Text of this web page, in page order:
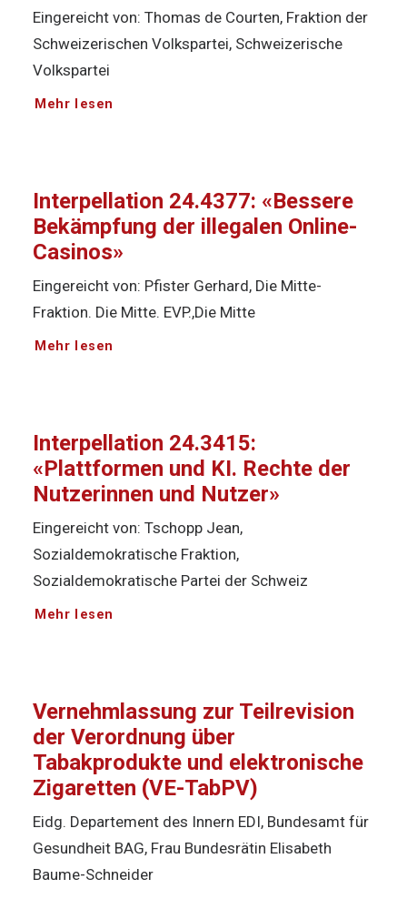
Eingereicht von: Thomas de Courten, Fraktion der
Schweizerischen Volkspartei, Schweizerische
Volkspartei
Mehr lesen
Interpellation 24.4377: «Bessere
Bekämpfung der illegalen Online-
Casinos»
Eingereicht von: Pfister Gerhard, Die Mitte-
Fraktion. Die Mitte. EVP.,Die Mitte
Mehr lesen
Interpellation 24.3415:
«Plattformen und KI. Rechte der
Nutzerinnen und Nutzer»
Eingereicht von: Tschopp Jean,
Sozialdemokratische Fraktion,
Sozialdemokratische Partei der Schweiz
Mehr lesen
Vernehmlassung zur Teilrevision
der Verordnung über
Tabakprodukte und elektronische
Zigaretten (VE-TabPV)
Eidg. Departement des Innern EDI, Bundesamt für
Gesundheit BAG, Frau Bundesrätin Elisabeth
Baume-Schneider